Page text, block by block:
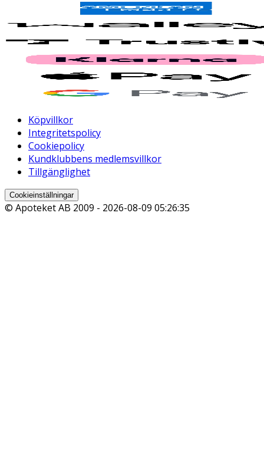
Köpvillkor
Integritetspolicy
Cookiepolicy
Kundklubbens medlemsvillkor
Tillgänglighet
Cookieinställningar
© Apoteket AB 2009 - 2026-08-09 05:26:35